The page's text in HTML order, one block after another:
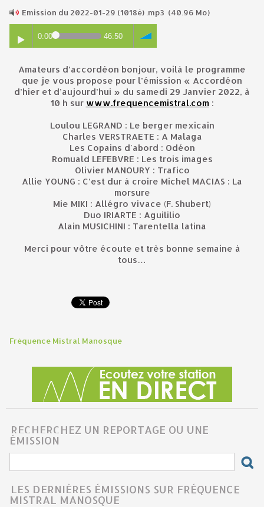
Emission du 2022-01-29 (1018è) .mp3 (40.96 Mo)
0:00 46:50
Amateurs d’accordéon bonjour, voilà le programme
que je vous propose pour l’émission « Accordéon
d’hier et d’aujourd’hui » du samedi 29 Janvier 2022, à
10 h sur www.frequencemistral.com:
Loulou LEGRAND : Le berger mexicain
Charles VERSTRAETE : A Malaga
Les Copains d'abord : Odéon
Romuald LEFEBVRE : Les trois images
Olivier MANOURY : Trafico
Allie YOUNG : C’est dur à croire Michel MACIAS : La
morsure
Mie MIKI : Allégro vivace (F. Shubert)
Duo IRIARTE : Aguililio
Alain MUSICHINI : Tarentella latina
Merci pour vôtre écoute et très bonne semaine à
tous…
Fréquence Mistral Manosque
RECHERCHEZ UN REPORTAGE OU UNE
ÉMISSION
LES DERNIÈRES ÉMISSIONS SUR FRÉQUENCE
MISTRAL MANOSQUE